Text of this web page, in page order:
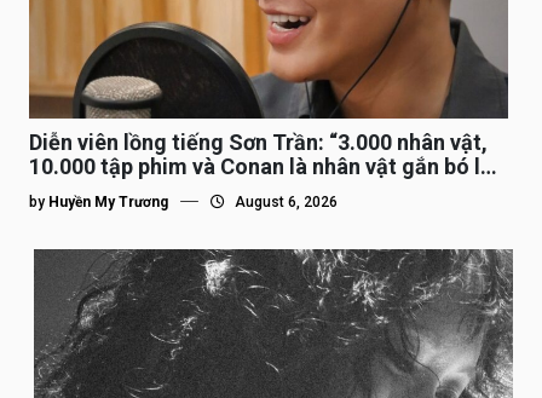
Diễn viên lồng tiếng Sơn Trần: “3.000 nhân vật,
10.000 tập phim và Conan là nhân vật gắn bó lâu
nhất”
by Huyền My Trương August 6, 2026